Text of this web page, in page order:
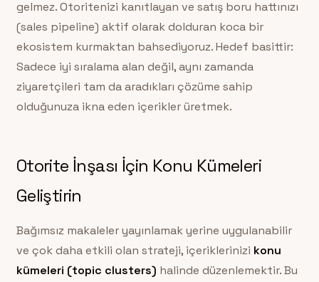
gelmez. Otoritenizi kanıtlayan ve satış boru hattınızı
(sales pipeline) aktif olarak dolduran koca bir
ekosistem kurmaktan bahsediyoruz. Hedef basittir:
Sadece iyi sıralama alan değil, aynı zamanda
ziyaretçileri tam da aradıkları çözüme sahip
olduğunuza ikna eden içerikler üretmek.
Otorite İnşası İçin Konu Kümeleri
Geliştirin
Bağımsız makaleler yayınlamak yerine uygulanabilir
ve çok daha etkili olan strateji, içeriklerinizi konu
kümeleri (topic clusters) halinde düzenlemektir. Bu